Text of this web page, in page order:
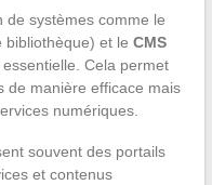
de systèmes comme le
et le CMS
Cela permet
de manière efficace mais
numériques.
souvent des portails
et contenus